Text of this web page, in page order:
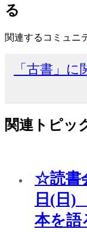
る
関連するコミュニ
「古書」
関連トピッ
☆読書
日(日
本を